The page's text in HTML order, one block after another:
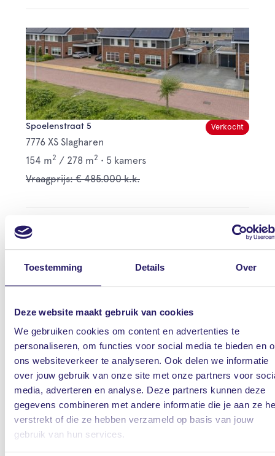
Toestemming Details Over
Deze website maakt gebruik van cookies
We gebruiken cookies om content en advertenties te
personaliseren, om functies voor social media te bieden en
ons websiteverkeer te analyseren. Ook delen we informatie
over jouw gebruik van onze site met onze partners voor
media, adverteren en analyse. Deze partners kunnen deze
gegevens combineren met andere informatie die je aan ze
verstrekt of die ze hebben verzameld op basis van jouw
gebruik van hun services.
Verkocht
Spoelenstraat 5
7776 XS Slagharen
154 m2 / 278 m2 • 5 kamers
Vraagprijs: € 485.000 k.k.
7775 PA Lutten
140 m 2/400 m • 5 kamers
Vraagprijs: € 395.000 k.k.